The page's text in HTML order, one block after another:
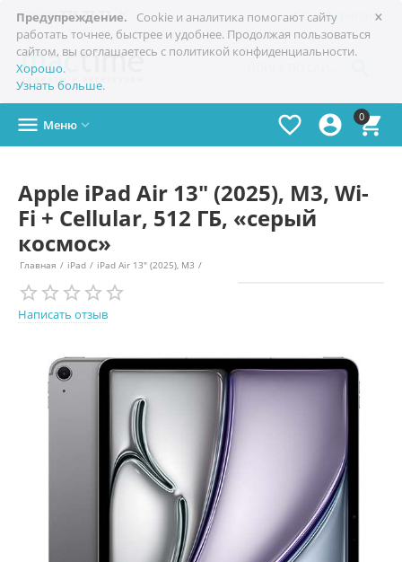
×
Предупреждение.
Cookie и аналитика помогают сайту
работать точнее, быстрее и удобнее. Продолжая пользоваться
сайтом, вы соглашаетесь с политикой конфиденциальности.
Хорошо.
Узнать больше.
Симферополь
+7(978)773-77-77 
0



 Меню 
Apple iPad Air 13" (2025), M3, Wi-
Fi + Cellular, 512 ГБ, «серый
космос»
Главная / iPad / iPad Air 13" (2025), M3 /
Написать отзыв